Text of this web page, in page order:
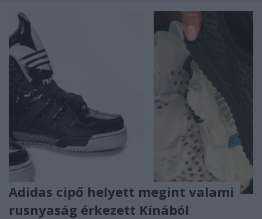
Adidas cipő helyett megint valami
rusnyaság érkezett Kínából